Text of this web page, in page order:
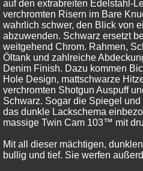
auf den extrabreiten Edelstahl-
verchromten Risern im Bare
wahrlich schwer, den Blick von
abzuwenden. Schwarz ersetzt
weitgehend Chrom. Rahmen,
Öltank und zahlreiche
Denim Finish. Dazu kommen
Hole Design, mattschwarze
verchromten Shotgun Auspuff
Schwarz. Sogar die Spiegel
das dunkle Lackschema
massige Twin Cam 103™ mit
Mit all dieser mächtigen,
bullig und tief. Sie werfen